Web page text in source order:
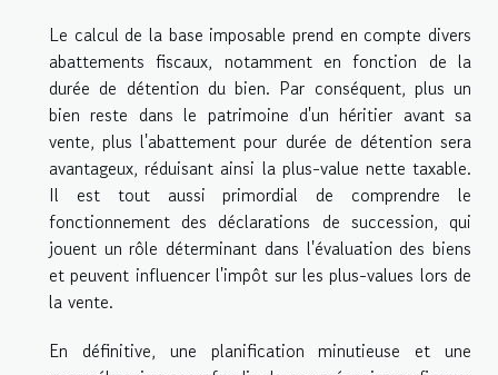
Le calcul de la base imposable prend en compte divers
abattements fiscaux, notamment en fonction de la
durée de détention du bien. Par conséquent, plus un
bien reste dans le patrimoine d'un héritier avant sa
vente, plus l'abattement pour durée de détention sera
avantageux, réduisant ainsi la plus-value nette taxable.
Il est tout aussi primordial de comprendre le
fonctionnement des déclarations de succession, qui
jouent un rôle déterminant dans l'évaluation des biens
et peuvent influencer l'impôt sur les plus-values lors de
la vente.
En définitive, une planification minutieuse et une